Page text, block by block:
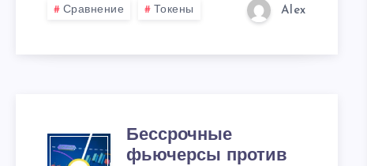
Сравнение Токены Alex
Бессрочные
фьючерсы против